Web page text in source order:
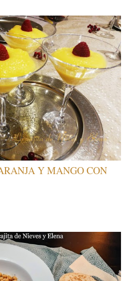
Y MANGO CON